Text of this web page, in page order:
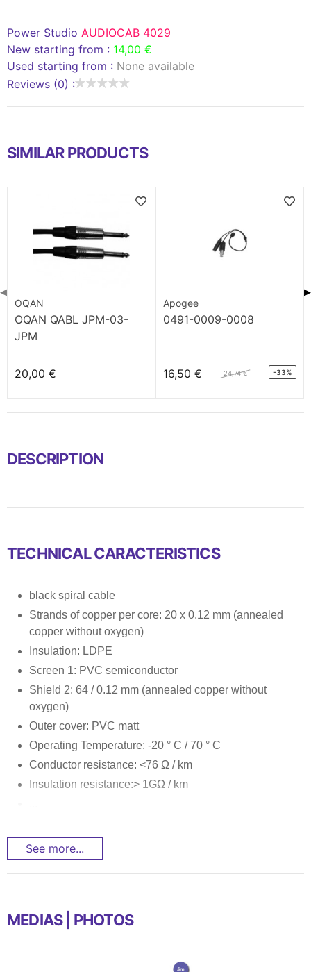
Power Studio AUDIOCAB 4029
New starting from : 14,00 €
Used starting from : None available
Reviews (0) :
SIMILAR PRODUCTS
OQAN
OQAN QABL JPM-03-
JPM
20,00 €
Apogee
0491-0009-0008
16,50 € 24,74 € -33%
◀ ▶
DESCRIPTION
TECHNICAL CARACTERISTICS
black spiral cable
Strands of copper per core: 20 x 0.12 mm (annealed
copper without oxygen)
Insulation: LDPE
Screen 1: PVC semiconductor
Shield 2: 64 / 0.12 mm (annealed copper without
oxygen)
Outer cover: PVC matt
Operating Temperature: -20 ° C / 70 ° C
Conductor resistance: <76 Ω / km
Insulation resistance:> 1GΩ / km
See more...
MEDIAS | PHOTOS